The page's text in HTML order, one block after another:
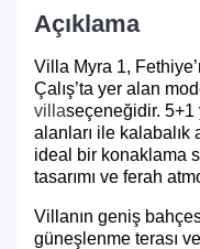
Açıklama
Villa Myra 1,
Çalış’ta yer alan
villaseçeneğidir. 5+1
alanları ile kalabalık
ideal bir konaklama
tasarımı ve ferah
Villanın geniş
güneşlenme terası